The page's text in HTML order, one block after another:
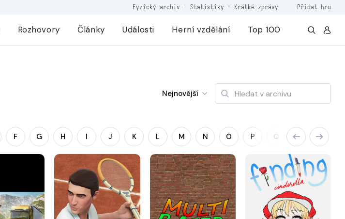
Fyzický archiv - Statistiky - Krátké zprávy Přidat hru
Rozhovory Články Události Herní vzdělání Top 100
Nejnovější
F G H I J K L M N O P Q R S